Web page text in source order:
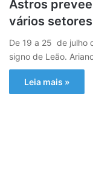
Astros
vários
De 19 a 25 de julho
signo de Leão.
Leia mais »